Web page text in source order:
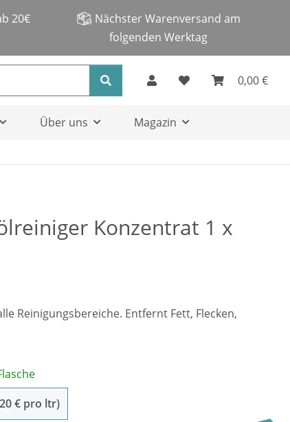
20€
Nächster Warenversand am
folgenden Werktag
0,00 €
Über uns Magazin
Konzentrat 1 x
Reinigungsbereiche. Entfernt Fett, Flecken,
€ pro ltr)